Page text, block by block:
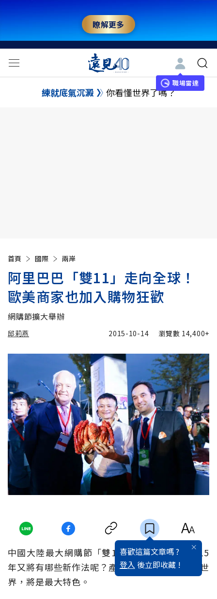
瞭解更多
職場雷達
練就底氣沉澱 你看懂世界了嗎？
首頁 國際 兩岸
阿里巴巴「雙11」走向全球！
歐美商家也加入購物狂歡
網購節擴大舉辦
邱莉燕 2015-10-14 瀏覽數 14,400+
喜歡這篇文章嗎 ?
登入 後立即收藏 !
中國大陸最大網購節「雙11」即將到來，在2015
年又將有哪些新作法呢？產品佈局從中國擴展到世
界，將是最大特色。